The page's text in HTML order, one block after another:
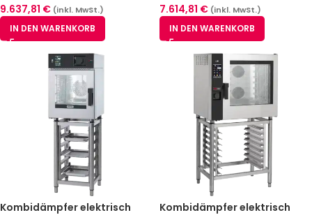
9.637,81 € (inkl. MwSt.)
IN DEN WARENKORB
System
7.614,81 € (inkl. MwSt.)
IN DEN WARENKORB
Kombidämpfer elektrisch
Kombidämpfer elektrisch